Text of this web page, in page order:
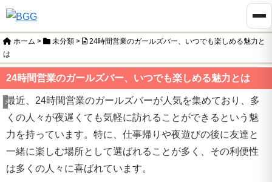
ホーム > 未分類 >
24時間営業のガールズバー、いつでも楽しめる魅力と
は
24時間営業のガールズバー、いつでも楽しめる魅力とは
未分類
最近、24時間営業のガールズバーが人気を集めており、多
くの人々が夜遅くても気軽に訪れることができるという魅
力を持っています。特に、仕事帰りや夜遊びの後に友達と
一緒に楽しむ場所として選ばれることが多く、その利便性
は多くの人々に喜ばれています。